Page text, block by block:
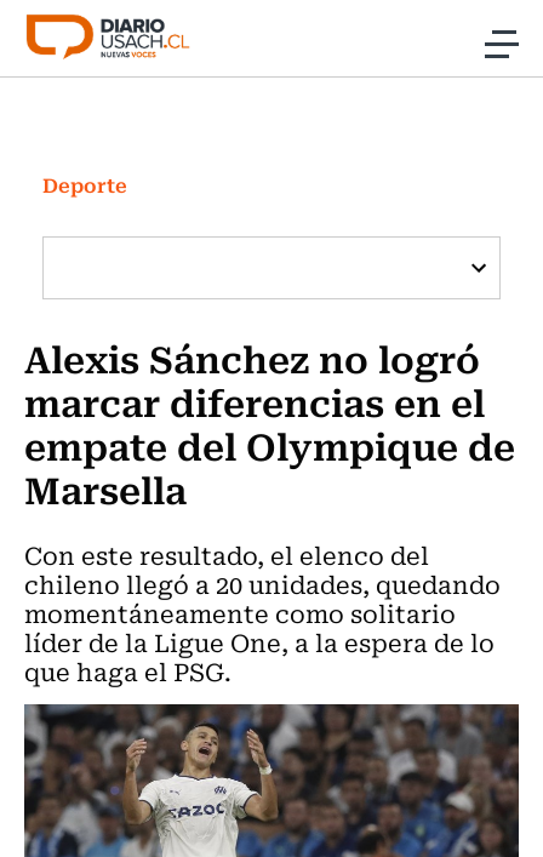
Click acá para ir directamente al contenido
Investigación
Cultura
Programas Radio y TV Usach
Deporte
Alexis Sánchez no logró
marcar diferencias en el
empate del Olympique de
Marsella
Con este resultado, el elenco del
chileno llegó a 20 unidades, quedando
momentáneamente como solitario
líder de la Ligue One, a la espera de lo
que haga el PSG.